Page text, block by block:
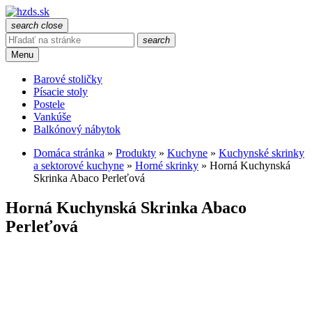
search close
search
Menu
Barové stoličky
Písacie stoly
Postele
Vankúše
Balkónový nábytok
Domáca stránka » Produkty » Kuchyne » Kuchynské skrinky
a sektorové kuchyne » Horné skrinky » Horná Kuchynská
Skrinka Abaco Perleťová
Horná Kuchynská Skrinka Abaco
Perleťová